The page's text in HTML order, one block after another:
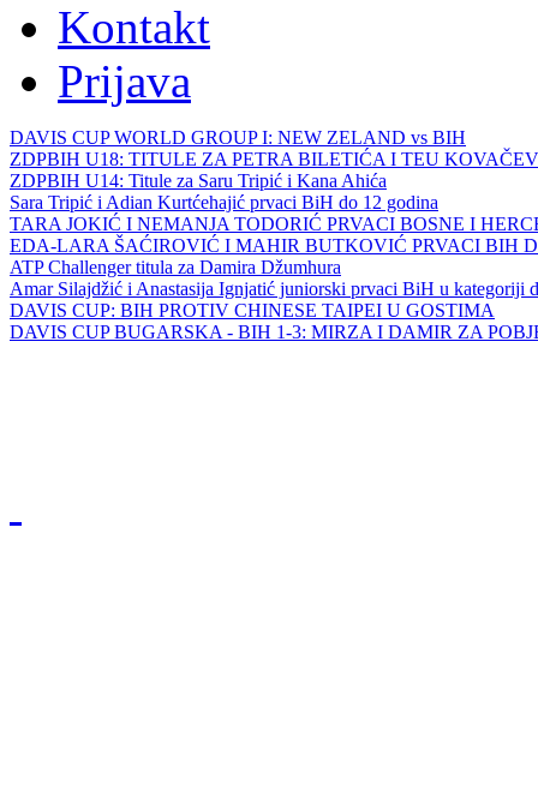
Kontakt
Prijava
DAVIS CUP WORLD GROUP I: NEW ZELAND vs BIH
ZDPBIH U18: TITULE ZA PETRA BILETIĆA I TEU
ZDPBIH U14: Titule za Saru Tripić i Kana Ahića
Sara Tripić i Adian Kurtćehajić prvaci BiH do 12 godina
TARA JOKIĆ I NEMANJA TODORIĆ PRVACI BOSNE I
EDA-LARA ŠAĆIROVIĆ I MAHIR BUTKOVIĆ PRVACI BIH
ATP Challenger titula za Damira Džumhura
Amar Silajdžić i Anastasija Ignjatić juniorski prvaci BiH u kategoriji
DAVIS CUP: BIH PROTIV CHINESE TAIPEI U GOSTIMA
DAVIS CUP BUGARSKA - BIH 1-3: MIRZA I DAMIR ZA